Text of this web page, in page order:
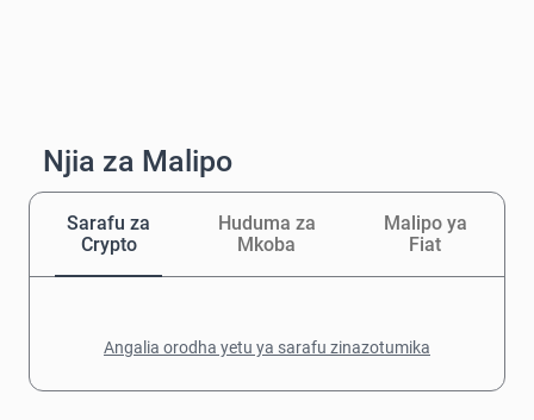
Njia za Malipo
Sarafu za
Crypto
Huduma za
Mkoba
Malipo ya
Fiat
Angalia orodha yetu ya sarafu zinazotumika